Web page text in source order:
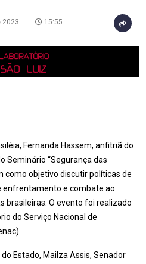
2023 15:55
Fernanda Hassem, anfitriã do
Seminário “Segurança das
como objetivo discutir políticas de
enfrentamento e combate ao
brasileiras. O evento foi realizado
do Serviço Nacional de
Estado, Mailza Assis, Senador